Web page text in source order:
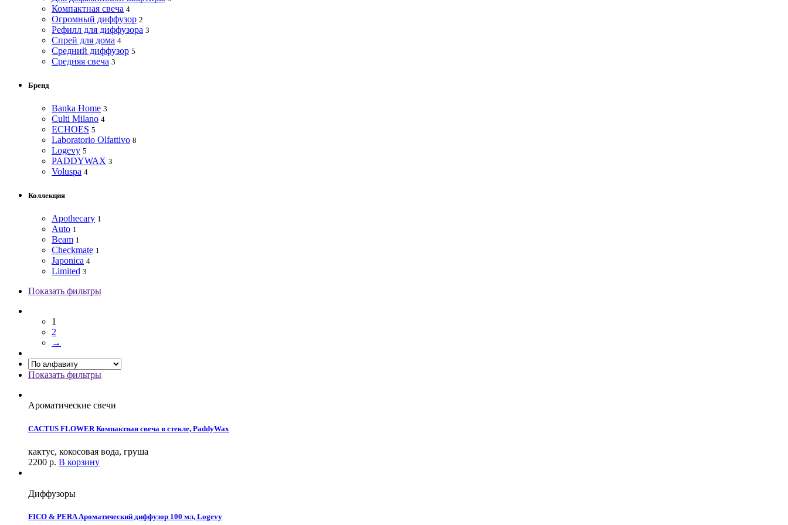
Компактная свеча 4
Огромный диффузор 2
Рефилл для диффузора 3
Спрей для дома 4
Средний диффузор 5
Средняя свеча 3
Бренд
Banka Home 3
Culti Milano 4
ECHOES 5
Laboratorio Olfattivo 8
Logevy 5
PADDYWAX 3
Voluspa 4
Коллекция
Apothecary 1
Auto 1
Beam 1
Checkmate 1
Japonica 4
Limited 3
Показать фильтры
1
2
→
Показать фильтры
Ароматические свечи
CACTUS FLOWER Компактная свеча в стекле, PaddyWax
кактус, кокосовая вода, груша
2200 р. В корзину
Диффузоры
FICO & PERA Ароматический диффузор 100 мл, Logevy